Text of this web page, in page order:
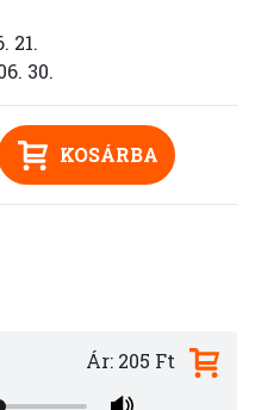
21.
30.
KOSÁRBA
Ár: 205 Ft